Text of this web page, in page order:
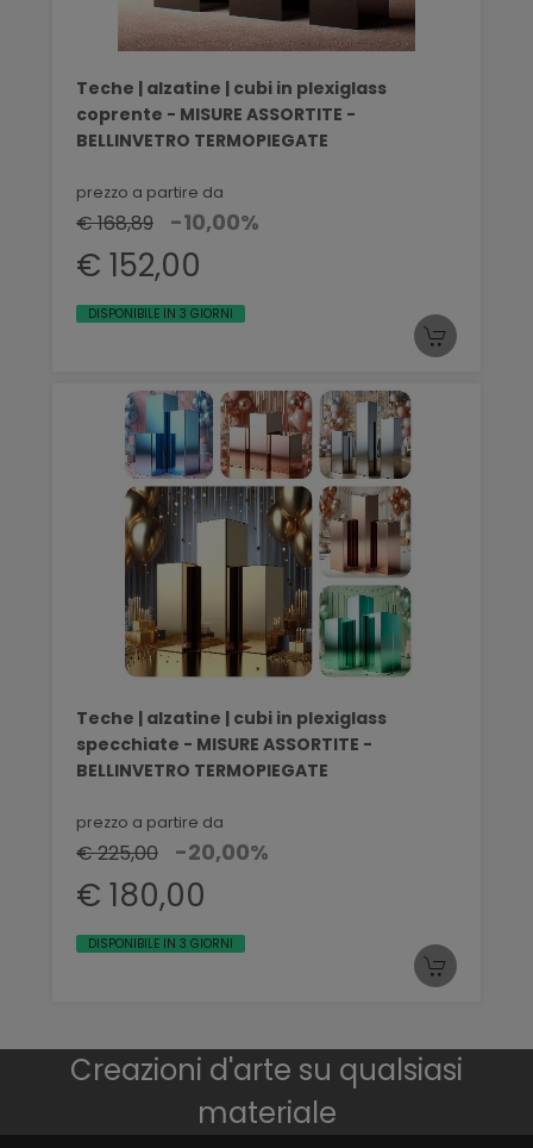
Teche | alzatine | cubi in plexiglass
coprente - MISURE ASSORTITE -
BELLINVETRO TERMOPIEGATE
prezzo a partire da
€ 168,89 -10,00%
€ 152,00
DISPONIBILE IN 3 GIORNI
Teche | alzatine | cubi in plexiglass
specchiate - MISURE ASSORTITE -
BELLINVETRO TERMOPIEGATE
prezzo a partire da
€ 225,00 -20,00%
€ 180,00
DISPONIBILE IN 3 GIORNI
Creazioni d'arte su qualsiasi
materiale